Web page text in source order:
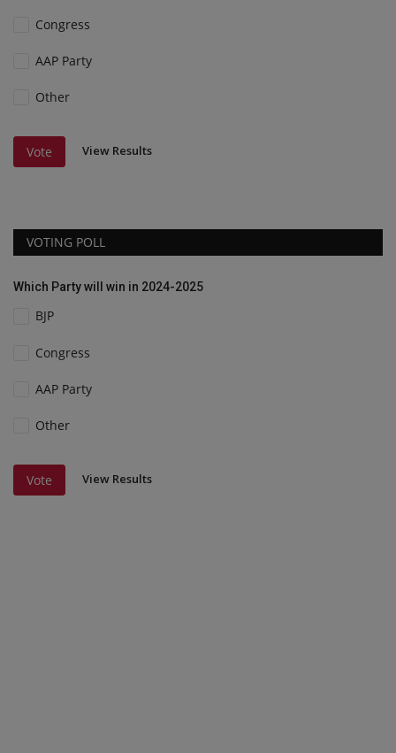
Congress
AAP Party
Other
Vote View Results
VOTING POLL
Which Party will win in 2024-2025
BJP
Congress
AAP Party
Other
Vote View Results